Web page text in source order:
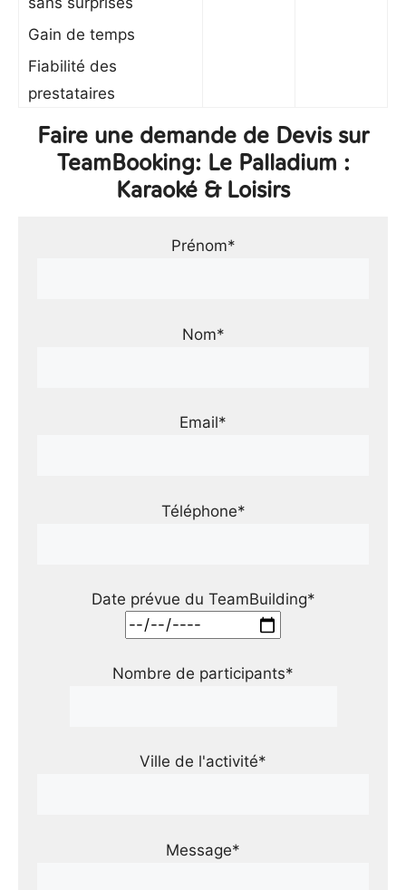
Gain de temps
Fiabilité des
prestataires
Faire une demande de Devis sur
TeamBooking: Le Palladium :
Karaoké & Loisirs
Prénom*
Nom*
Email*
Téléphone*
Date prévue du TeamBuilding*
Nombre de participants*
Ville de l'activité*
Message*